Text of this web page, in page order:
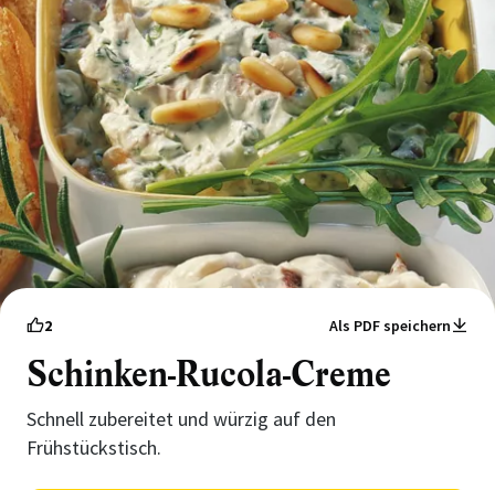
2 Als PDF speichern
Schinken-Rucola-Creme
Schnell zubereitet und würzig auf den
Frühstückstisch.